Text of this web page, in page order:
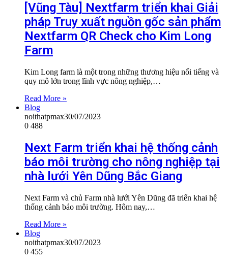
[Vũng Tàu] Nextfarm triển khai Giải
pháp Truy xuất nguồn gốc sản phẩm
Nextfarm QR Check cho Kim Long
Farm
Kim Long farm là một trong những thương hiệu nổi tiếng và
quy mô lớn trong lĩnh vực nông nghiệp,…
Read More »
Blog
noithatpmax30/07/2023
0 488
Next Farm triển khai hệ thống cảnh
báo môi trường cho nông nghiệp tại
nhà lưới Yên Dũng Bắc Giang
Next Farm và chủ Farm nhà lưới Yên Dũng đã triển khai hệ
thống cảnh báo môi trường. Hôm nay,…
Read More »
Blog
noithatpmax30/07/2023
0 455